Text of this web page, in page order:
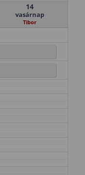
14
vasárnap
Tibor